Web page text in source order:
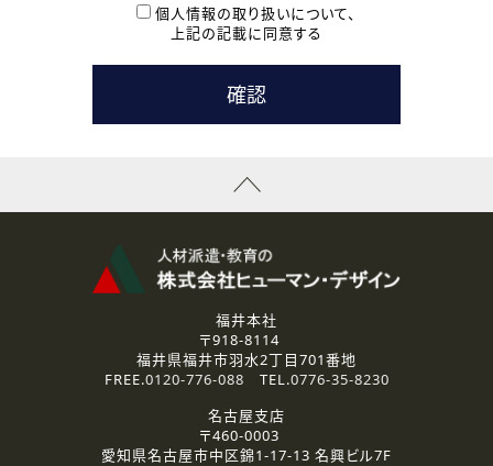
本登録に関するご連絡および本登録時の参考情報として利
たします。
( 3 ) スタッフ派遣を検討されている企業の皆様
お問い合わせの内容に回答するために利用いたします。
なお、ご連絡手段は、電話・Ｅメールのいずれかの方法とい
資料送付、受講相談に関するご連絡のために利用いたしま
その他、お問い合わせの内容に回答するために利用いたし
なお、ご連絡手段は、電話・Ｅメールのいずれかの方法とい
2.個人情報の第三者提供
ご提供いただいた個人情報は、法令等の規定に従う場合を除き、
3.個人情報の取り扱いの委託
弊社の定める個人情報保護の評価基準を満たした委託先に、個
個人情報の取り扱いについて、
上記の記載に同意する
福井本社
〒918-8114
福井県福井市羽水2丁目701番地
FREE.0120-776-088 TEL.0776-35-8230
名古屋支店
〒460-0003
愛知県名古屋市中区錦1-17-13 名興ビル7F